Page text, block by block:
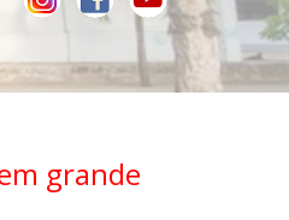
grande